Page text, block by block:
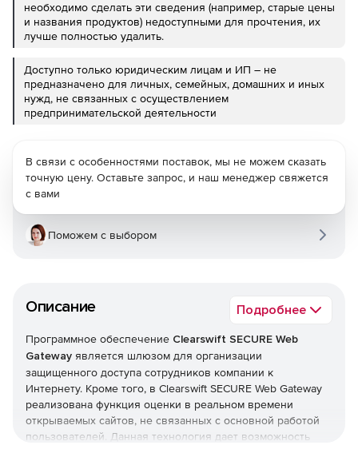
необходимо сделать эти сведения (например, старые цены
и названия продуктов) недоступными для прочтения, их
лучше полностью удалить.
Доступно только юридическим лицам и ИП – не
предназначено для личных, семейных, домашних и иных
нужд, не связанных с осуществлением
предпринимательской деятельности
Описание Подробнее
Программное обеспечение Clearswift SECURE Web
Gateway является шлюзом для организации
защищенного доступа сотрудников компании к
Интернету. Кроме того, в Clearswift SECURE Web Gateway
реализована функция оценки в реальном времени
открываемых сайтов, не связанных с основной работой
пользователей. Данная технология дает возможность
В связи с особенностями поставок, мы не можем сказать
точную цену. Оставьте запрос, и наш менеджер свяжется
с вами
Поможем с выбором